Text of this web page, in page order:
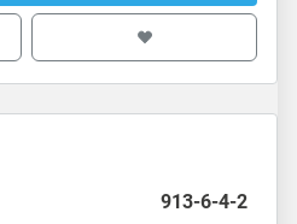
913-6-4-2